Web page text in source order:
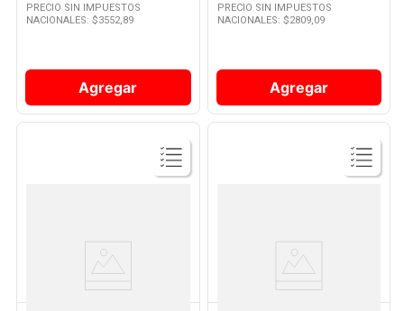
PRECIO SIN IMPUESTOS
NACIONALES: $3552,89
Agregar
PRECIO SIN IMPUESTOS
NACIONALES: $2809,09
Agregar
Producto
Producto